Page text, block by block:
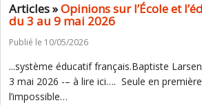
Articles »Opinions sur l’École et
du 3 au 9 mai 2026
Publié le 10/05/2026
...système éducatif français.Baptiste
3 mai 2026 -– à lire ici…. Seule en première
l’impossible…